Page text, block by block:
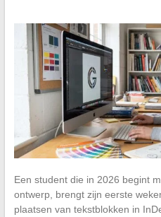
Een student die in 2026 begint
ontwerp, brengt zijn eerste
plaatsen van tekstblokken in